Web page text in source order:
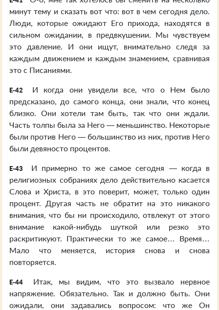
минут тему и сказать вот что: вот в чем сегодня дело.
Люди, которые ожидают Его прихода, находятся в
сильном ожидании, в предвкушении. Мы чувствуем
это давление. И они ищут, внимательно следя за
каждым движением и каждым знамением, сравнивая
это с Писаниями.
E-42
И когда они увидели все, что о Нем было
предсказано, до самого конца, они знали, что конец
близко. Они хотели там быть, так что они ждали.
Часть толпы была за Него — меньшинство. Некоторые
были против Него — большинство из них, против Него
были девяносто процентов.
E-43
И примерно то же самое сегодня — когда в
религиозных собраниях дело действительно касается
Слова и Христа, в это поверит, может, только один
процент. Другая часть не обратит на это никакого
внимания, что бы ни происходило, отвлекут от этого
внимание какой-нибудь шуткой или резко это
раскритикуют. Практически то же самое… Время…
Мало что меняется, история снова и снова
повторяется.
E-44
Итак, мы видим, что это вызвало нервное
напряжение. Обязательно. Так и должно быть. Они
ожидали, они задавались вопросом: что же Он